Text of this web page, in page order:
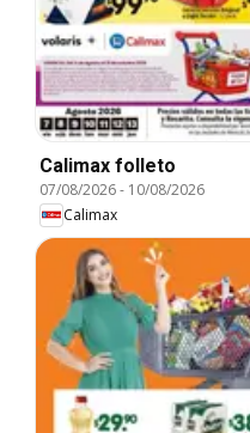
Calimax folleto
07/08/2026- 10/08/2026
Calimax